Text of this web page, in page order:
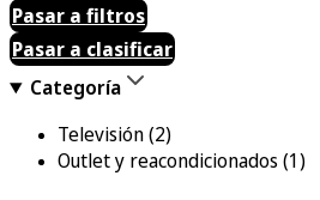
Pasar a filtros
Pasar a clasificar
Categoría
Televisión(2)
Outlet y reacondicionados (1)